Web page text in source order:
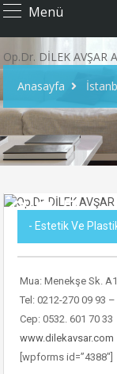
Menü
Op.Dr. DİLEK AVŞAR
Anasayfa
- Estetik Ve
Mua: Menekşe Sk.
Tel: 0212-270 09 93 –
Cep: 0532. 601 70 33
www.dilekavsar.com
[wpforms id=”4388″]